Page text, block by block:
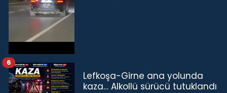
Lefkoşa-Girne ana yolunda
kaza… Alkollü sürücü tutuklandı
6